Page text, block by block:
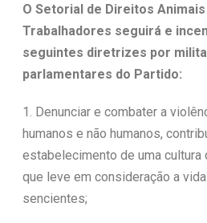
O Setorial de Direitos
Trabalhadores seguirá e
seguintes diretrizes por
parlamentares do Partido:
1. Denunciar e combater a
humanos e não humanos,
estabelecimento de uma cultura
que leve em consideração a
sencientes;